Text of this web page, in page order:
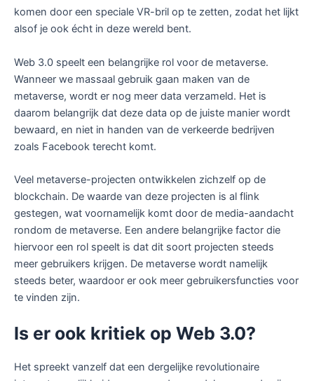
komen door een speciale VR-bril op te zetten, zodat het lijkt
alsof je ook écht in deze wereld bent.
Web 3.0 speelt een belangrijke rol voor de metaverse.
Wanneer we massaal gebruik gaan maken van de
metaverse, wordt er nog meer data verzameld. Het is
daarom belangrijk dat deze data op de juiste manier wordt
bewaard, en niet in handen van de verkeerde bedrijven
zoals Facebook terecht komt.
Veel metaverse-projecten ontwikkelen zichzelf op de
blockchain. De waarde van deze projecten is al flink
gestegen, wat voornamelijk komt door de media-aandacht
rondom de metaverse. Een andere belangrijke factor die
hiervoor een rol speelt is dat dit soort projecten steeds
meer gebruikers krijgen. De metaverse wordt namelijk
steeds beter, waardoor er ook meer gebruikersfuncties voor
te vinden zijn.
Is er ook kritiek op Web 3.0?
Het spreekt vanzelf dat een dergelijke revolutionaire